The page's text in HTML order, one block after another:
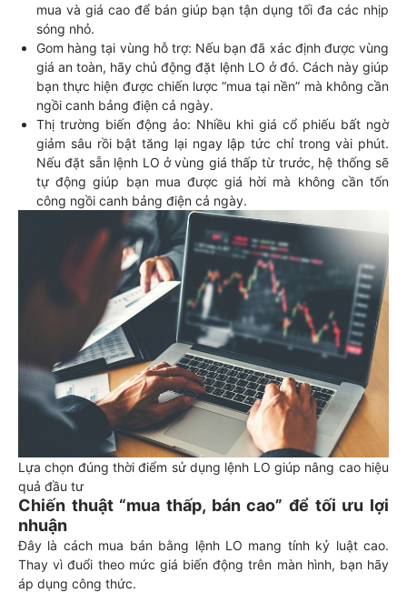
mua và giá cao để bán giúp bạn tận dụng tối đa các nhịp
sóng nhỏ.
Gom hàng tại vùng hỗ trợ: Nếu bạn đã xác định được vùng
giá an toàn, hãy chủ động đặt lệnh LO ở đó. Cách này giúp
bạn thực hiện được chiến lược “mua tại nền” mà không cần
ngồi canh bảng điện cả ngày.
Thị trường biến động ảo: Nhiều khi giá cổ phiếu bất ngờ
giảm sâu rồi bật tăng lại ngay lập tức chỉ trong vài phút.
Nếu đặt sẵn lệnh LO ở vùng giá thấp từ trước, hệ thống sẽ
tự động giúp bạn mua được giá hời mà không cần tốn
công ngồi canh bảng điện cả ngày.
Lựa chọn đúng thời điểm sử dụng lệnh LO giúp nâng cao hiệu
quả đầu tư
Chiến thuật “mua thấp, bán cao” để tối ưu lợi
nhuận
Đây là cách mua bán bằng lệnh LO mang tính kỷ luật cao.
Thay vì đuổi theo mức giá biến động trên màn hình, bạn hãy
áp dụng công thức.